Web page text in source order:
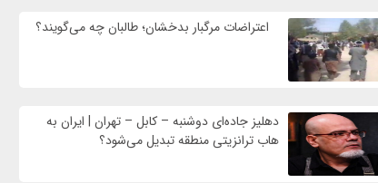
اعتراضات مرگبار بدخشان؛ طالبان چه می‌گویند؟
دهلیز جاده‌ای دوشنبه – کابل – تهران | ایران به
هاب ترانزیتی منطقه تبدیل می‌شود؟